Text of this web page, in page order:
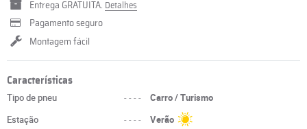
Entrega GRATUITA. Detalhes
Pagamento seguro
Montagem fácil
Características
Tipo de pneu ----
Carro / Turismo
Estação
----
Verão